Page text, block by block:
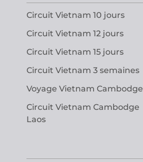
Circuit Vietnam 10 jours
Circuit Vietnam 12 jours
Circuit Vietnam 15 jours
Circuit Vietnam 3 semaines
Voyage Vietnam Cambodge
Circuit Vietnam Cambodge
Laos